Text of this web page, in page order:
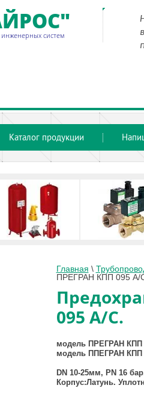
инженерных систем
Каталог продукции
Главная \
ПРЕГРАН КПП 095 A/
095 A/C.
модель ПРЕГРАН КПП
модель ППЕГРАН КПП
DN 10-25мм, PN 16
Корпус:Латунь.